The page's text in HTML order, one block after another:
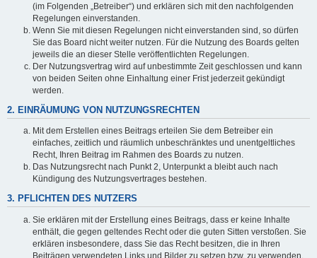
(im Folgenden „Betreiber“) und erklären sich mit den nachfolgenden
Regelungen einverstanden.
Wenn Sie mit diesen Regelungen nicht einverstanden sind, so dürfen
Sie das Board nicht weiter nutzen. Für die Nutzung des Boards gelten
jeweils die an dieser Stelle veröffentlichten Regelungen.
Der Nutzungsvertrag wird auf unbestimmte Zeit geschlossen und kann
von beiden Seiten ohne Einhaltung einer Frist jederzeit gekündigt
werden.
2. EINRÄUMUNG VON NUTZUNGSRECHTEN
Mit dem Erstellen eines Beitrags erteilen Sie dem Betreiber ein
einfaches, zeitlich und räumlich unbeschränktes und unentgeltliches
Recht, Ihren Beitrag im Rahmen des Boards zu nutzen.
Das Nutzungsrecht nach Punkt 2, Unterpunkt a bleibt auch nach
Kündigung des Nutzungsvertrages bestehen.
3. PFLICHTEN DES NUTZERS
Sie erklären mit der Erstellung eines Beitrags, dass er keine Inhalte
enthält, die gegen geltendes Recht oder die guten Sitten verstoßen. Sie
erklären insbesondere, dass Sie das Recht besitzen, die in Ihren
Beiträgen verwendeten Links und Bilder zu setzen bzw. zu verwenden.